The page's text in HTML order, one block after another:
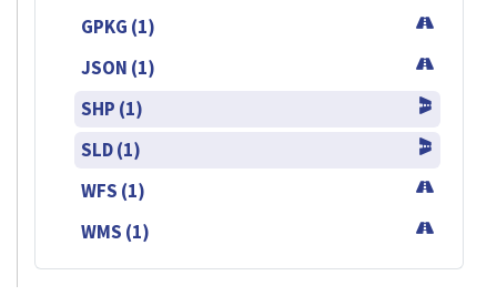
GPKG (1)
JSON (1)
SHP (1)
SLD (1)
WFS (1)
WMS (1)